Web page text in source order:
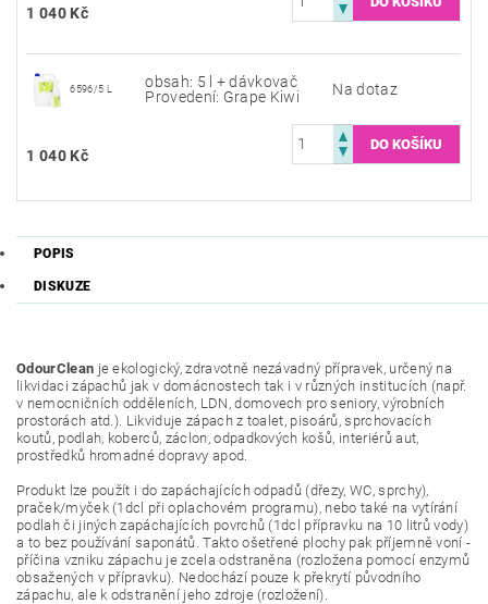
1 040 Kč
6596/5 L
obsah: 5 l + dávkovač
Provedení: Grape Kiwi
Na dotaz
1 040 Kč
POPIS
DISKUZE
OdourClean je ekologický, zdravotně nezávadný přípravek, určený na
likvidaci zápachů jak v domácnostech tak i v různých institucích (např.
v nemocničních odděleních, LDN, domovech pro seniory, výrobních
prostorách atd.). Likviduje zápach z toalet, pisoárů, sprchovacích
koutů, podlah, koberců, záclon, odpadkových košů, interiérů aut,
prostředků hromadné dopravy apod.
Produkt lze použít i do zapáchajících odpadů (dřezy, WC, sprchy),
praček/myček (1dcl při oplachovém programu), nebo také na vytírání
podlah či jiných zapáchajících povrchů (1dcl přípravku na 10 litrů vody)
a to bez používání saponátů. Takto ošetřené plochy pak příjemně voní -
příčina vzniku zápachu je zcela odstraněna (rozložena pomocí enzymů
obsažených v přípravku). Nedochází pouze k překrytí původního
zápachu, ale k odstranění jeho zdroje (rozložení).